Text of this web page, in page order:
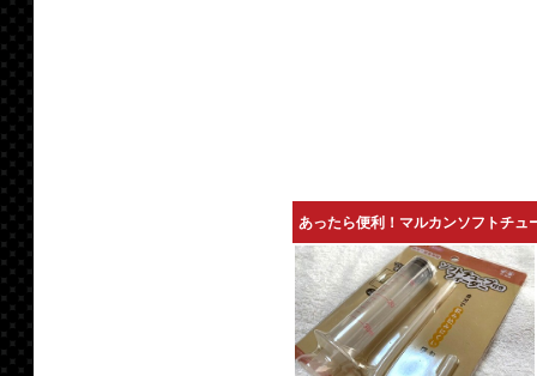
あったら便利！マルカンソフトチュ